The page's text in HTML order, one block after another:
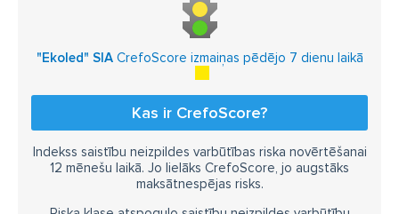
"Ekoled" SIACrefoScore izmaiņas pēdējo 7 dienu laikā
Kas ir CrefoScore?
Indekss saistību neizpildes varbūtības riska novērtēšanai
12 mēnešu laikā. Jo lielāks CrefoScore, jo augstāks
maksātnespējas risks.